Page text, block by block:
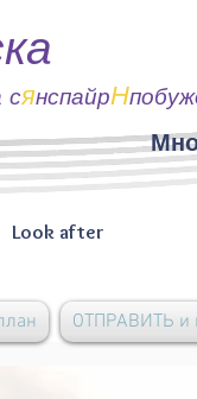
сянспайрН
Look after
ОТПРАВИТЬ и